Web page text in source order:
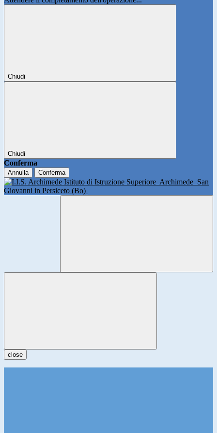
Chiudi
Chiudi
Conferma
Annulla Conferma
Istituto di Istruzione Superiore Archimede San
Giovanni in Persiceto (Bo)
close